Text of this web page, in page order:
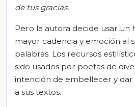
de tus gracias.
Pero la autora decide usar un
mayor cadencia y emoción al
palabras. Los recursos
sido usados por poetas de
intención de embellecer y dar
a sus textos.